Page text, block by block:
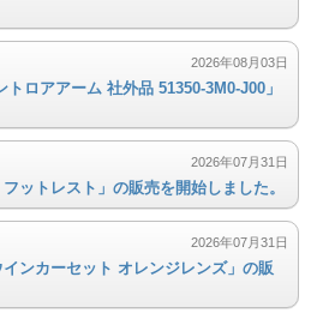
2026年08月03日
トロアアーム 社外品 51350-3M0-J00」
2026年07月31日
ットレスト」の販売を開始しました。
2026年07月31日
ンカーセット オレンジレンズ」の販